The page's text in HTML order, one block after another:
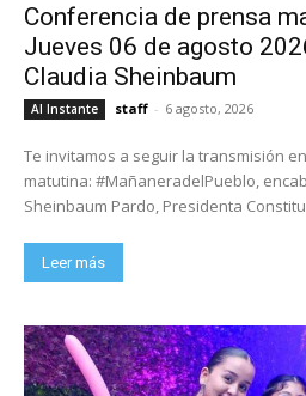
Conferencia de prensa
Jueves 06 de agosto
Claudia Sheinbaum
Al Instante staff - 6 agosto, 2026
Te invitamos a seguir la transmisión
matutina: #MañaneradelPueblo,
Sheinbaum Pardo, Presidenta
Leer más